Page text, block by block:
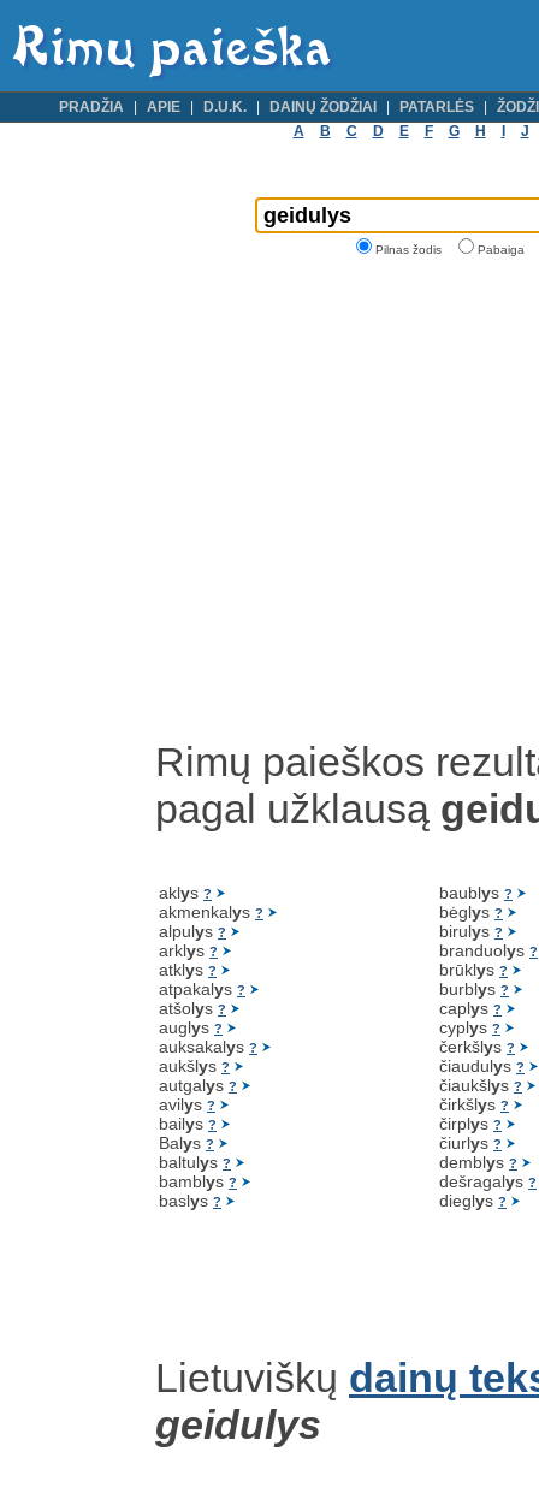
PRADŽIA APIE D.U.K. DAINŲ ŽODŽIAI PATARLĖS
A
B C D E F G H J
Pilnas žodis Pabaiga
Rimų paieškos
pagal užklausą
aklys ?
akmenkalys ?
alpulys ?
arklys ?
atklys ?
atpakalys ?
atšolys ?
auglys ?
auksakalys ?
aukšlys ?
autgalys ?
avilys ?
bailys ?
Balys ?
baltulys ?
bamblys ?
baslys ?
baublys ?
bėglys ?
birulys ?
branduolys ?
brūklys ?
burblys ?
caplys ?
cyplys ?
čerkšlys ?
čiaudulys ?
čiaukšlys ?
čirkšlys ?
čirplys ?
čiurlys ?
demblys ?
dešragalys ?
dieglys ?
Lietuviškų dainų
geidulys